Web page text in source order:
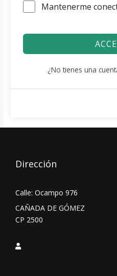
Mantenerme
¿No tienes una
Dirección
Calle: Ocampo 976
CAÑADA DE GÓMEZ
CP 2500